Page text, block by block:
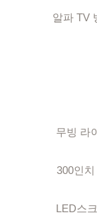
알파 TV
무빙 라
300인
LED스